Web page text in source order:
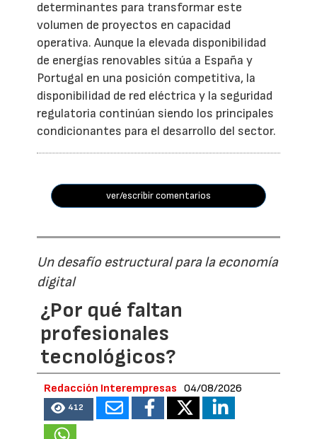
determinantes para transformar este
volumen de proyectos en capacidad
operativa. Aunque la elevada disponibilidad
de energías renovables sitúa a España y
Portugal en una posición competitiva, la
disponibilidad de red eléctrica y la seguridad
regulatoria continúan siendo los principales
condicionantes para el desarrollo del sector.
ver/escribir comentarios
Un desafío estructural para la economía
digital
¿Por qué faltan
profesionales
tecnológicos?
Redacción Interempresas 04/08/2026
412